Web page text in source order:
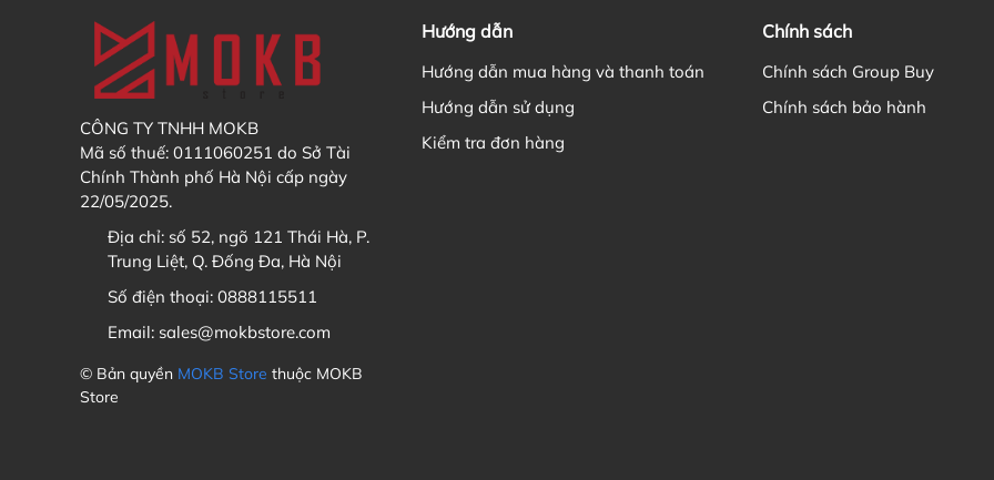
CÔNG TY TNHH MOKB
Mã số thuế: 0111060251 do Sở Tài
Chính Thành phố Hà Nội cấp ngày
22/05/2025.
Địa chỉ: số 52, ngõ 121 Thái Hà, P.
Trung Liệt, Q. Đống Đa, Hà Nội
Số điện thoại: 0888115511
Email: sales@mokbstore.com
© Bản quyền MOKB Store thuộc MOKB
Store
Hướng dẫn
Hướng dẫn mua hàng và thanh toán
Hướng dẫn sử dụng
Kiểm tra đơn hàng
Chính sách
Chính sách Group Buy
Chính sách bảo hành